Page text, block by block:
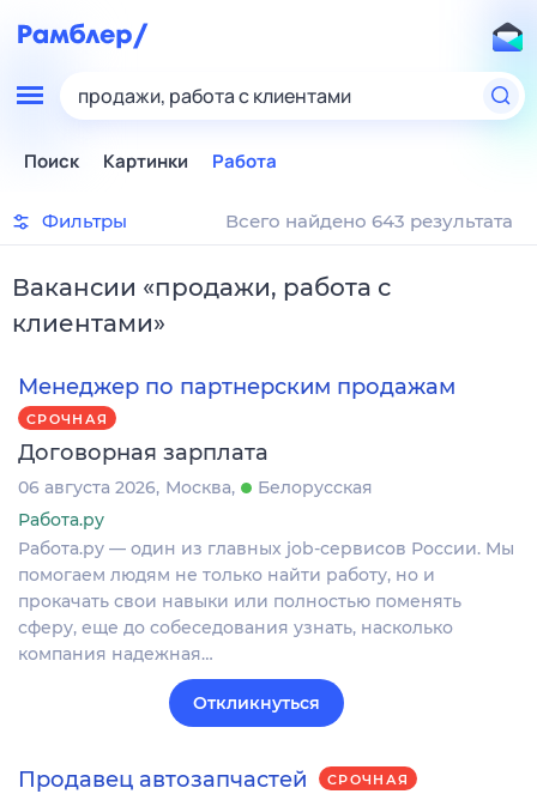
продажи, работа с клиентами
Поиск Картинки Работа
Фильтры Всего найдено 643 результата
Вакансии «продажи, работа с
клиентами»
Менеджер по партнерским продажам
СРОЧНАЯ
Договорная зарплата
06 августа 2026 Москва
Белорусская
Работа.ру
Работа.ру — один из главных job-сервисов России. Мы
помогаем людям не только найти работу, но и
прокачать свои навыки или полностью поменять
сферу, еще до собеседования узнать, насколько
компания надежная…
Откликнуться
Продавец автозапчастей СРОЧНАЯ